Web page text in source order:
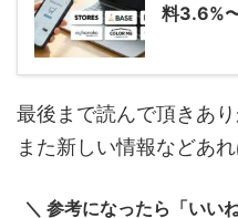
料3.6%
最後まで読んで頂きあ
また新しい情報などあ
＼ 参考になったら「いい